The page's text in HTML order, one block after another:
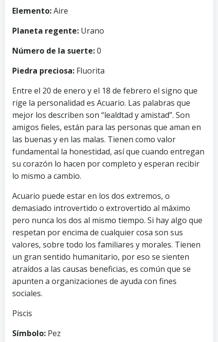
Elemento:Aire
Planeta regente: Urano
Número de la suerte:0
Piedra preciosa: Fluorita
Entre el 20 de enero y el 18 de febrero el signo que
rige la personalidad es Acuario. Las palabras que
mejor los describen son “lealdtad y amistad”. Son
amigos fieles, están para las personas que aman en
las buenas y en las malas. Tienen como valor
fundamental la honestidad, así que cuando entregan
su corazón lo hacen por completo y esperan recibir
lo mismo a cambio.
Acuario puede estar en los dos extremos, o
demasiado introvertido o extrovertido al máximo
pero nunca los dos al mismo tiempo. Si hay algo que
respetan por encima de cualquier cosa son sus
valores, sobre todo los familiares y morales. Tienen
un gran sentido humanitario, por eso se sienten
atraídos a las causas beneficias, es común que se
apunten a organizaciones de ayuda con fines
sociales.
Piscis
Símbolo: Pez